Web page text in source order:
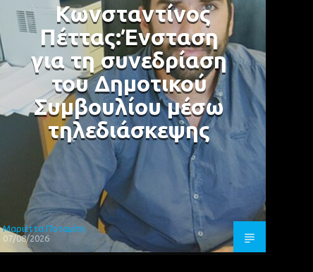
Κωνσταντίνος
Πέττας:Ένσταση
για τη συνεδρίαση
του Δημοτικού
Συμβουλίου μέσω
τηλεδιάσκεψης
Μαριέττα Ποταμίτη
07/08/2026